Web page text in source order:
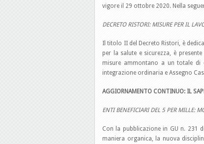
vigore il 29 ottobre 2020. Nella
DECRETO RISTORI: MISURE PER IL
Il titolo II del Decreto Ristori, è
per la salute e sicurezza, è
misure ammontano a un totale di
integrazione ordinaria e Assegno
AGGIORNAMENTO CONTINUO: IL
ENTI BENEFICIARI DEL 5 PER MILLE:
Con la pubblicazione in GU n. 231
maniera organica, la nuova